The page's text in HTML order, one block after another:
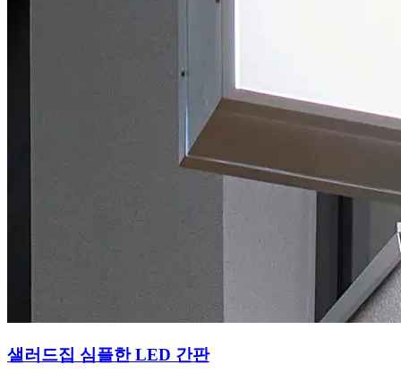
샐러드집 심플한 LED 간판